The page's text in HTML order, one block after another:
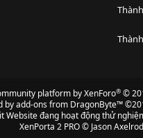
platform by XenForo® ©
byadd-ons from DragonByte™
Website đang hoạt động thử
XenPorta 2 PRO© Jason